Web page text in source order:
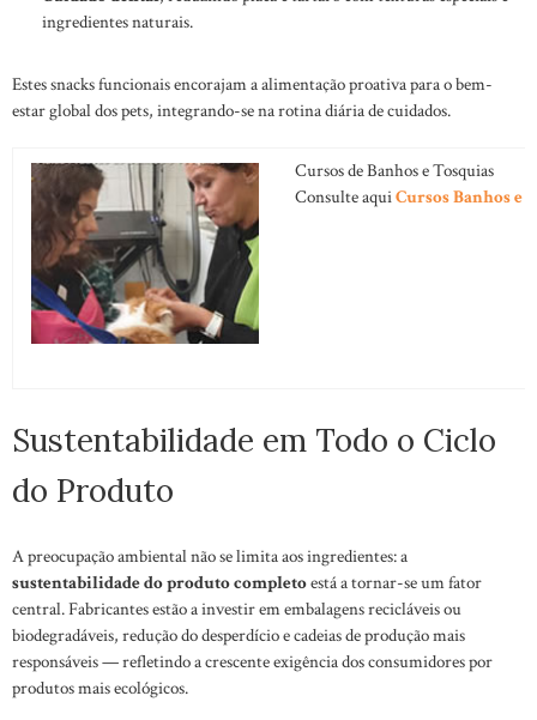
ingredientes naturais.
Estes snacks funcionais encorajam a alimentação proativa para o bem-
estar global dos pets, integrando-se na rotina diária de cuidados.
Cursos de Banhos e Tosquias
Consulte aquiCursos Banhos e
Sustentabilidade em Todo o Ciclo
do Produto
A preocupação ambiental não se limita aos ingredientes: a
sustentabilidade do produto completoestá a tornar-se um fator
central. Fabricantes estão a investir em embalagens recicláveis ou
biodegradáveis, redução do desperdício e cadeias de produção mais
responsáveis — refletindo a crescente exigência dos consumidores por
produtos mais ecológicos.